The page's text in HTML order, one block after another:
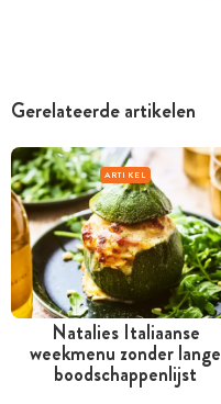
Gerelateerde artikelen
ARTIKEL
Natalies Italiaanse
weekmenu zonder lange
boodschappenlijst